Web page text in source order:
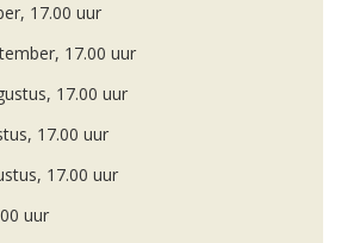
17.00 uur
17.00 uur
17.00 uur
17.00 uur
17.00 uur
uur